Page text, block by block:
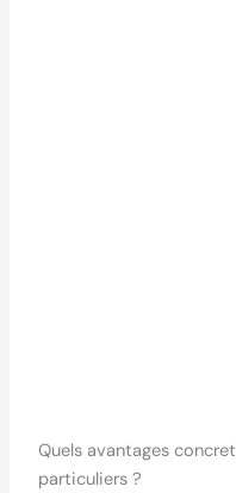
Quels avantages
particuliers ?